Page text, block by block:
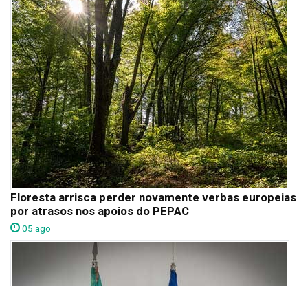
Floresta arrisca perder novamente verbas europeias
por atrasos nos apoios do PEPAC
05 ago